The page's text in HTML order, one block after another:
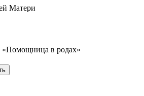
Матери
в родах»